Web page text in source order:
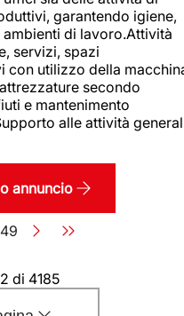
garantendo igiene,
di lavoro.Attività
servizi, spazi
con utilizzo della
secondo
e mantenimento
alle attività
annuncio
Pagina
di 4185